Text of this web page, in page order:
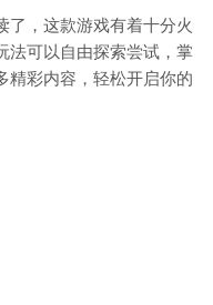
了，这款游戏有着十分火
法可以自由探索尝试，掌
精彩内容，轻松开启你的